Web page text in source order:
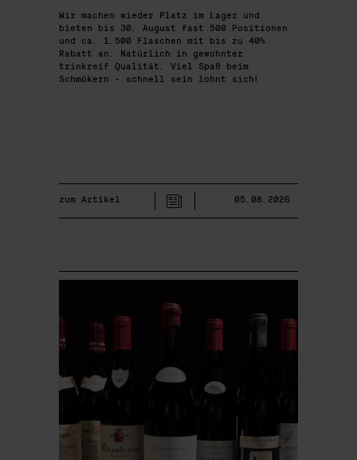
Wir machen wieder Platz im Lager und
bieten bis 30. August fast 500 Positionen
und ca. 1.500 Flaschen mit bis zu 40%
Rabatt an. Natürlich in gewohnter
trinkreif Qualität. Viel Spaß beim
Schmökern - schnell sein lohnt sich!
zum Artikel 05.08.2026